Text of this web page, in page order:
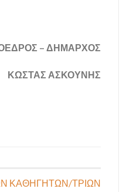
– ΔΗΜΑΡΧΟΣ
ΚΩΣΤΑΣ ΑΣΚΟΥΝΗΣ
ΚΑΘΗΓΗΤΩΝ/ΤΡΙΩΝ